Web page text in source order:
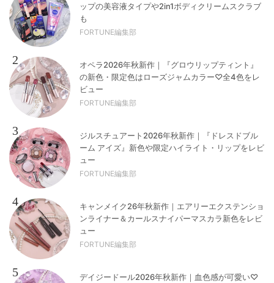
ップの美容液タイプや2in1ボディクリームスクラブ
も
FORTUNE編集部
2
オペラ2026年秋新作｜『グロウリップティント』
の新色・限定色はローズジャムカラー♡全4色をレ
ビュー
FORTUNE編集部
3
ジルスチュアート2026年秋新作｜『ドレスドブル
ーム アイズ』新色や限定ハイライト・リップをレビ
ュー
FORTUNE編集部
4
キャンメイク26年秋新作｜エアリーエクステンショ
ンライナー＆カールスナイパーマスカラ新色をレビ
ュー
FORTUNE編集部
5
デイジードール2026年秋新作｜血色感が可愛い♡